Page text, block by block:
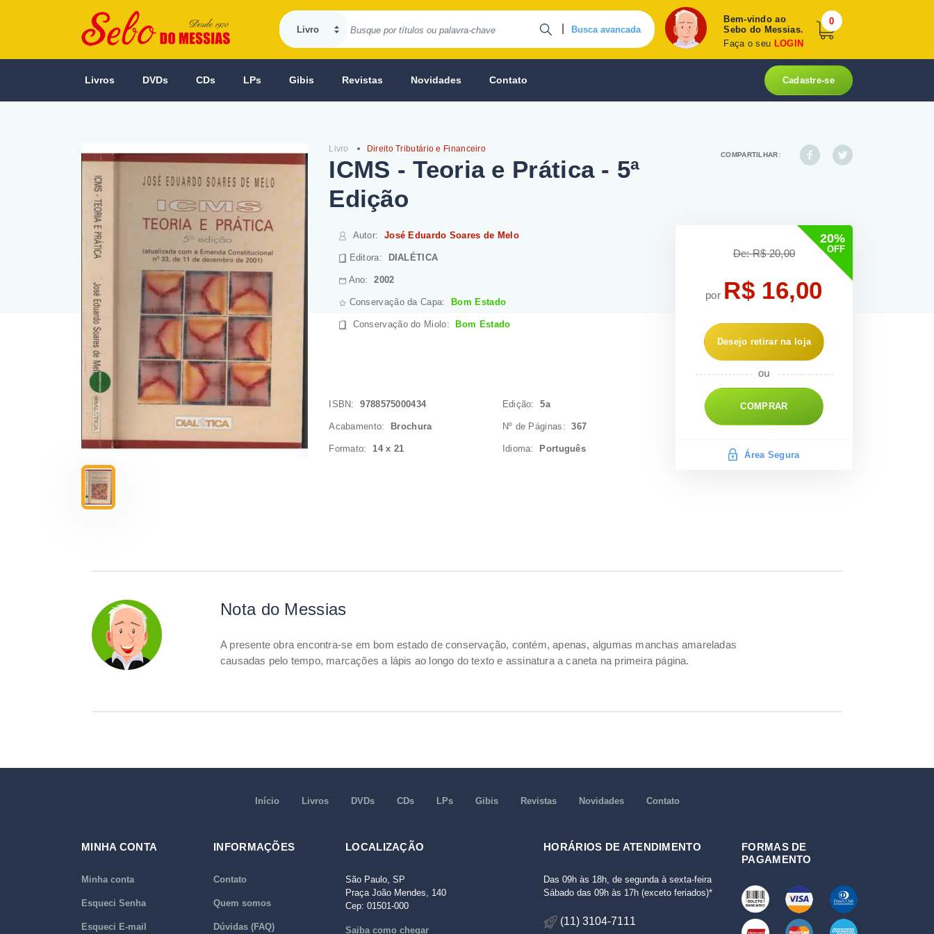
Busca avancada
Bem-vindo ao
Sebo do Messias.
Faça o seu LOGIN
0
Livros DVDs CDs LPs Gibis Revistas Novidades Contato Cadastre-se
Livro Direito Tributário e Financeiro
ICMS - Teoria e Prática - 5ª
Edição
Autor: José Eduardo Soares de Melo
Editora: DIALÉTICA
Ano:2002
Conservação da Capa: Bom Estado
Conservação do Miolo: Bom Estado
ISBN:9788575000434 Edição:5a
Acabamento: Brochura Nº de Páginas:367
Formato:14 x 21 Idioma: Português
COMPARTILHAR:
20%
OFF
De: R$ 20,00
por R$ 16,00
Desejo retirar na loja
COMPRAR
Área Segura
Nota do Messias
A presente obra encontra-se em bom estado de conservação, contém, apenas, algumas manchas amareladas
causadas pelo tempo, marcações a lápis ao longo do texto e assinatura a caneta na primeira página.
Início Livros DVDs CDs LPs Gibis Revistas Novidades Contato
MINHA CONTA
Minha conta
Esqueci Senha
Esqueci E-mail
INFORMAÇÕES
Contato
Quem somos
Dúvidas (FAQ)
LOCALIZAÇÃO
São Paulo, SP
Praça João Mendes, 140
Cep: 01501-000
Saiba como chegar
HORÁRIOS DE ATENDIMENTO
Das 09h às 18h, de segunda à sexta-feira
Sábado das 09h às 17h (exceto feriados)*
(11) 3104-7111
FORMAS DE
PAGAMENTO